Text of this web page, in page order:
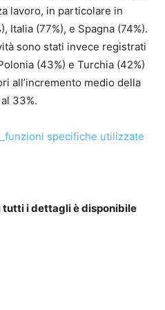
lavoro, in particolare in
Italia (77%), e Spagna (74%).
sono stati invece registrati
(43%) e Turchia (42%)
all’incremento medio della
33%.
tutti i dettagli è disponibile